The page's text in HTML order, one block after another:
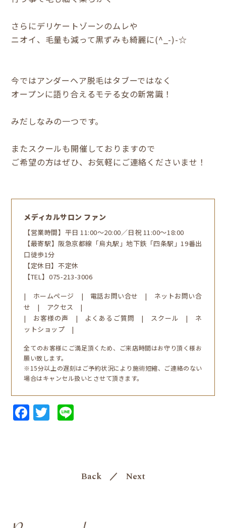
さらにデリケートゾーンのムレや
ニオイ、毛量も減って黒ずみも綺麗に(^_-)-☆
今ではアンダーヘア脱毛はタブーではなく
オープンに語り合えるモテる女の新常識！
みだしなみの一つです。
またスクールも開催しておりますので
ご希望の方はぜひ、お気軽にご連絡くださいませ！
メディカルサロン ファン
【営業時間】平日 11:00～20:00／日祝 11:00～18:00
【最寄駅】阪急京都線「烏丸駅」地下鉄「四条駅」19番出
口徒歩1分
【定休日】不定休
【TEL】075-213-3006
| ホームページ | 電話お問い合せ | ネットお問い合
せ
| アクセス |
| お客様の声 | よくあるご質問 | スクール | ネ
ットショップ |
全てのお客様にご満足頂くため、ご来店時間はお守り頂く様お
願い致します。
※15分以上の遅刻はご予約状況により施術短縮、ご連絡のない
場合はキャンセル扱いとさせて頂きます。
Facebook
Twitter
Back ／ Next